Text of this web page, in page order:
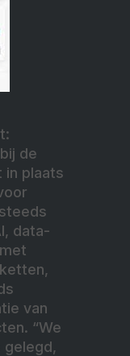
de
in plaats
data-
van
“We
gelegd,